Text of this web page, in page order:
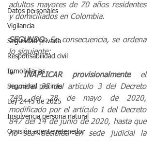
Datos personales
Vigilancia
Seguridad privada
Responsabilidad civil
Inmobiliarias
Seguridad piscinas
Ley 2445 de 2025
Insolvencia persona natural
Omisión agente retenedor
adultos mayores de 70 años residentes
y domiciliados en Colombia.
SEGUNDO: En consecuencia, se ordena
lo siguiente:
* INAPLICAR provisionalmente el
numeral 35 del artículo 3 del Decreto
749 del 28 de mayo de 2020,
modificado por el artículo 1 del Decreto
847 del 14 de junio de 2020, hasta que
no sea decidida en sede judicial la